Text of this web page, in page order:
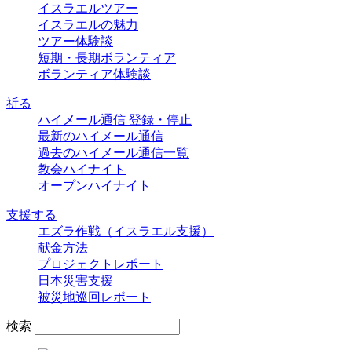
イスラエルツアー
イスラエルの魅力
ツアー体験談
短期・長期ボランティア
ボランティア体験談
祈る
ハイメール通信 登録・停止
最新のハイメール通信
過去のハイメール通信一覧
教会ハイナイト
オープンハイナイト
支援する
エズラ作戦（イスラエル支援）
献金方法
プロジェクトレポート
日本災害支援
被災地巡回レポート
検索